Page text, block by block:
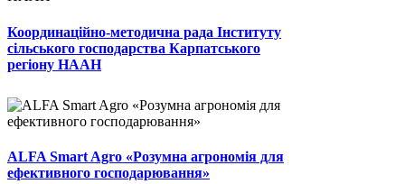
Координаційно-методична рада Інституту
сільського господарства Карпатського
регіону НААН
ALFA Smart Agro «Розумна агрономія для
ефективного господарювання»